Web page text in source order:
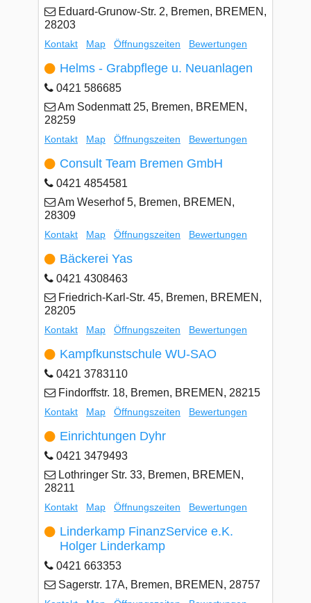
Eduard-Grunow-Str. 2, Bremen, BREMEN,
28203
Kontakt Map Öffnungszeiten Bewertungen
Helms - Grabpflege u. Neuanlagen
0421 586685
Am Sodenmatt 25, Bremen, BREMEN,
28259
Kontakt Map Öffnungszeiten Bewertungen
Consult Team Bremen GmbH
0421 4854581
Am Weserhof 5, Bremen, BREMEN,
28309
Kontakt Map Öffnungszeiten Bewertungen
Bäckerei Yas
0421 4308463
Friedrich-Karl-Str. 45, Bremen, BREMEN,
28205
Kontakt Map Öffnungszeiten Bewertungen
Kampfkunstschule WU-SAO
0421 3783110
Findorffstr. 18, Bremen, BREMEN, 28215
Kontakt Map Öffnungszeiten Bewertungen
Einrichtungen Dyhr
0421 3479493
Lothringer Str. 33, Bremen, BREMEN,
28211
Kontakt Map Öffnungszeiten Bewertungen
Linderkamp FinanzService e.K.
Holger Linderkamp
0421 663353
Sagerstr. 17A, Bremen, BREMEN, 28757